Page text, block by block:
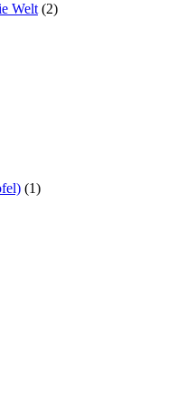
Welt (2)
(1)